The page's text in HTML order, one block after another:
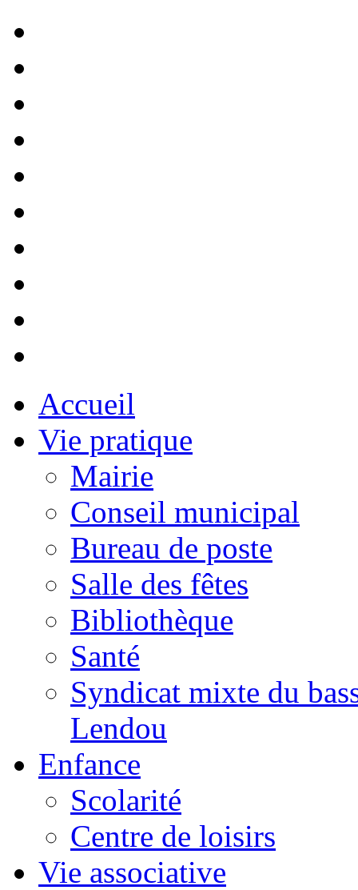
Accueil
Vie pratique
Mairie
Conseil municipal
Bureau de poste
Salle des fêtes
Bibliothèque
Santé
Syndicat mixte du
Lendou
Enfance
Scolarité
Centre de loisirs
Vie associative